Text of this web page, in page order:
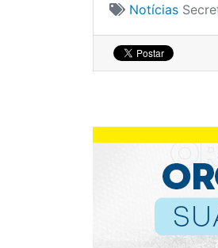
Notícias